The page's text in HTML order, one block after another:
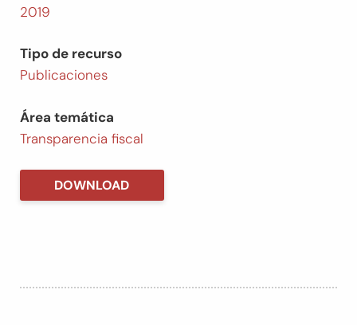
2019
Tipo de recurso
Publicaciones
Área temática
Transparencia fiscal
DOWNLOAD